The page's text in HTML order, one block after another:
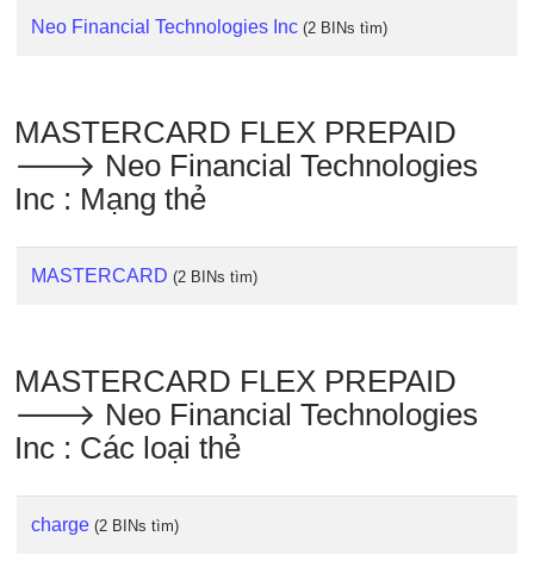
Neo Financial Technologies Inc (2 BINs tìm)
MASTERCARD FLEX PREPAID
🡒 Neo Financial Technologies
Inc : Mạng thẻ
MASTERCARD (2 BINs tìm)
MASTERCARD FLEX PREPAID
🡒 Neo Financial Technologies
Inc : Các loại thẻ
charge (2 BINs tìm)